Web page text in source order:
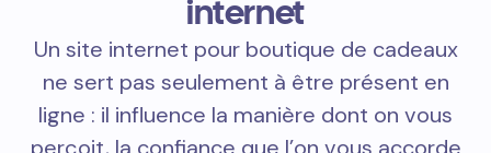
internet
Un site internet pour boutique de cadeaux
ne sert pas seulement à être présent en
ligne : il influence la manière dont on vous